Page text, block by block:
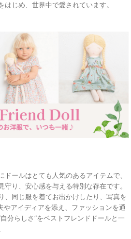
じめ、世界中で愛されています。
ドールはとても人気のあるアイテムで、
り、安心感を与える特別な存在です。
、同じ服を着てお出かけしたり、写真を
やアイディアを添え、ファッションを通
分らしさ”をベストフレンドドールと一